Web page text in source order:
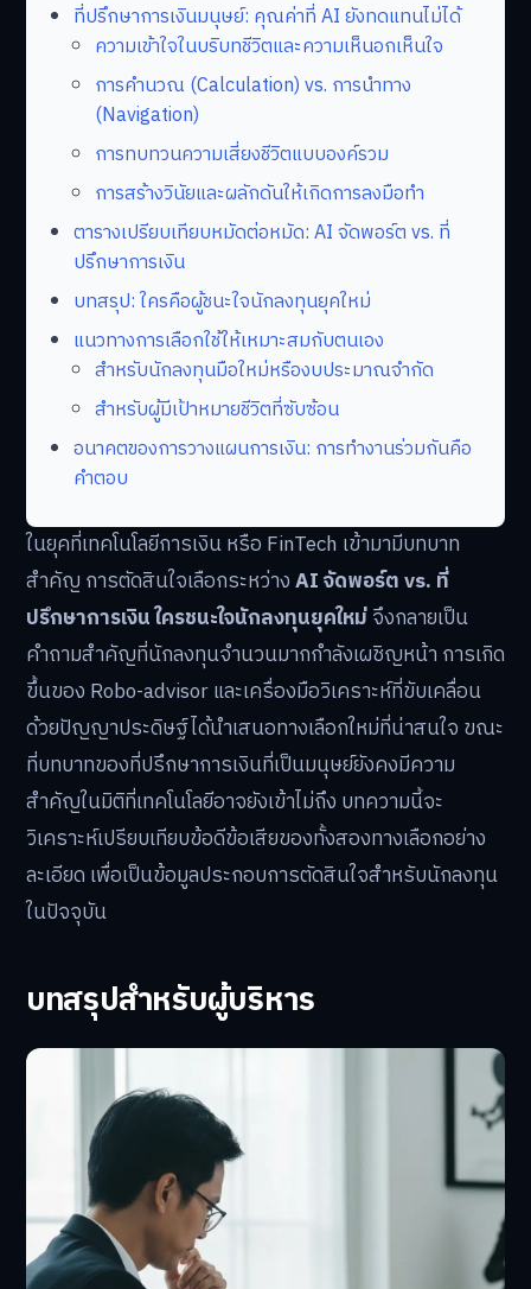
ที่ปรึกษาการเงินมนุษย์: คุณค่าที่ AI ยังทดแทนไม่ได้
ความเข้าใจในบริบทชีวิตและความเห็นอกเห็นใจ
การคำนวณ (Calculation) vs. การนำทาง
(Navigation)
การทบทวนความเสี่ยงชีวิตแบบองค์รวม
การสร้างวินัยและผลักดันให้เกิดการลงมือทำ
ตารางเปรียบเทียบหมัดต่อหมัด: AI จัดพอร์ต vs. ที่
ปรึกษาการเงิน
บทสรุป: ใครคือผู้ชนะใจนักลงทุนยุคใหม่
แนวทางการเลือกใช้ให้เหมาะสมกับตนเอง
สำหรับนักลงทุนมือใหม่หรืองบประมาณจำกัด
สำหรับผู้มีเป้าหมายชีวิตที่ซับซ้อน
อนาคตของการวางแผนการเงิน: การทำงานร่วมกันคือ
คำตอบ
ในยุคที่เทคโนโลยีการเงิน หรือ FinTech เข้ามามีบทบาท
สำคัญ การตัดสินใจเลือกระหว่างAI จัดพอร์ต vs. ที่
ปรึกษาการเงิน ใครชนะใจนักลงทุนยุคใหม่จึงกลายเป็น
คำถามสำคัญที่นักลงทุนจำนวนมากกำลังเผชิญหน้า การเกิด
ขึ้นของ Robo-advisor และเครื่องมือวิเคราะห์ที่ขับเคลื่อน
ด้วยปัญญาประดิษฐ์ได้นำเสนอทางเลือกใหม่ที่น่าสนใจ ขณะ
ที่บทบาทของที่ปรึกษาการเงินที่เป็นมนุษย์ยังคงมีความ
สำคัญในมิติที่เทคโนโลยีอาจยังเข้าไม่ถึง บทความนี้จะ
วิเคราะห์เปรียบเทียบข้อดีข้อเสียของทั้งสองทางเลือกอย่าง
ละเอียด เพื่อเป็นข้อมูลประกอบการตัดสินใจสำหรับนักลงทุน
ในปัจจุบัน
บทสรุปสำหรับผู้บริหาร